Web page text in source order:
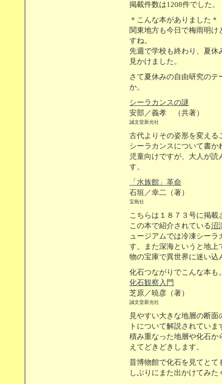
掲載件数は1208件でした。
＊こんな本がありました＊
関東地方も今日で梅雨明
すね。
先週で学校も終わり、夏
見かけました。
さて夏休みの自由研究の
か。
シーラカンスの謎
安部／義孝 （共著）
誠文堂新光社
古代よりその姿形を変える
シーラカンスについて書か
児童向けですが、大人が
す。
「水族館」革命
石垣／幸二（著）
宝島社
こちらは１８７３号に掲
この本で紹介されている沼
ュージアムでは冷凍シー
す。また深海というと地上
物の宝庫で異世界に迷い込
化石つながりでこんな本も
化石観察入門
芝原／暁彦（著）
誠文堂新光社
見やすい大きな地層の断
トについて解説されていま
積み重なった地層や化石か
えてどきどきします。
昔博物館で化石を見てとて
しぶりにまた出かけてみた